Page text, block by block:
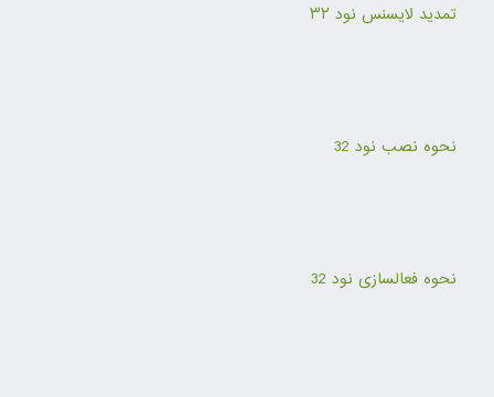
تمدید لایسنس نود ۳۲
نحوه نصب نود 32
نحوه فعالسازی نود 32